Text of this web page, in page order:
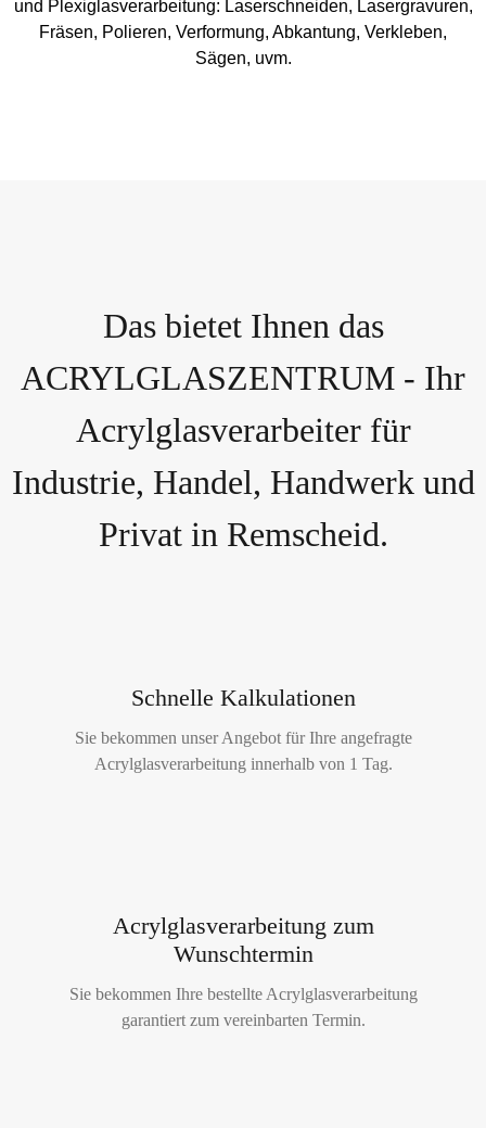
und Plexiglasverarbeitung: Laserschneiden, Lasergravuren,
Fräsen, Polieren, Verformung, Abkantung, Verkleben,
Sägen, uvm.
Das bietet Ihnen das
ACRYLGLASZENTRUM - Ihr
Acrylglasverarbeiter für
Industrie, Handel, Handwerk und
Privat in Remscheid.
Schnelle Kalkulationen
Sie bekommen unser Angebot für Ihre angefragte
Acrylglasverarbeitung innerhalb von 1 Tag.
Acrylglasverarbeitung zum
Wunschtermin
Sie bekommen Ihre bestellte Acrylglasverarbeitung
garantiert zum vereinbarten Termin.